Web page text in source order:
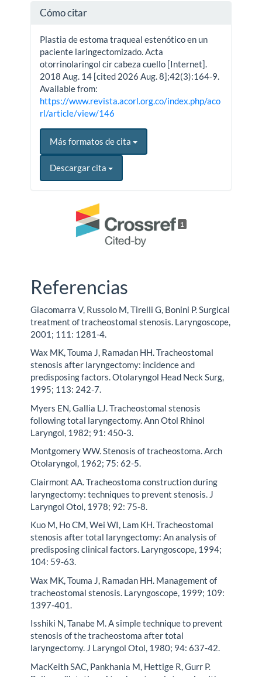
Cómo citar
Plastia de estoma traqueal estenótico en un
paciente laringectomizado. Acta
otorrinolaringol cir cabeza cuello [Internet].
2018 Aug. 14 [cited 2026 Aug. 8];42(3):164-9.
Available from:
https://www.revista.acorl.org.co/index.php/aco
rl/article/view/146
Más formatos de cita
Descargar cita
1
Referencias
Giacomarra V, Russolo M, Tirelli G, Bonini P. Surgical
treatment of tracheostomal stenosis. Laryngoscope,
2001; 111: 1281-4.
Wax MK, Touma J, Ramadan HH. Tracheostomal
stenosis after laryngectomy: incidence and
predisposing factors. Otolaryngol Head Neck Surg,
1995; 113: 242-7.
Myers EN, Gallia LJ. Tracheostomal stenosis
following total laryngectomy. Ann Otol Rhinol
Laryngol, 1982; 91: 450-3.
Montgomery WW. Stenosis of tracheostoma. Arch
Otolaryngol, 1962; 75: 62-5.
Clairmont AA. Tracheostoma construction during
laryngectomy: techniques to prevent stenosis. J
Laryngol Otol, 1978; 92: 75-8.
Kuo M, Ho CM, Wei WI, Lam KH. Tracheostomal
stenosis after total laryngectomy: An analysis of
predisposing clinical factors. Laryngoscope, 1994;
104: 59-63.
Wax MK, Touma J, Ramadan HH. Management of
tracheostomal stenosis. Laryngoscope, 1999; 109:
1397-401.
Isshiki N, Tanabe M. A simple technique to prevent
stenosis of the tracheostoma after total
laryngectomy. J Laryngol Otol, 1980; 94: 637-42.
MacKeith SAC, Pankhania M, Hettige R, Gurr P.